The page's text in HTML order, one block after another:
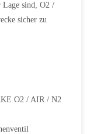
Lage sind, O2 /
sicher zu
O2 / AIR / N2